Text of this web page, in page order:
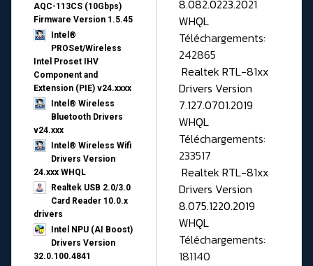
AQC-113CS (10Gbps)
Firmware Version 1.5.45
Intel®
PROSet/Wireless
Intel Proset IHV
Component and
Extension (PIE) v24.xxxx
Intel® Wireless
Bluetooth Drivers
v24.xxx
Intel® Wireless Wifi
Drivers Version
24.xxx WHQL
Realtek USB 2.0/3.0
Card Reader 10.0.x
drivers
Intel NPU (AI Boost)
Drivers Version
32.0.100.4841
8.082.0223.2021
WHQL
Téléchargements:
242865
Realtek RTL-81xx
Drivers Version
7.127.0701.2019
WHQL
Téléchargements:
233517
Realtek RTL-81xx
Drivers Version
8.075.1220.2019
WHQL
Téléchargements:
181140